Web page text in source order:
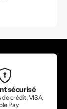
sécurisé
crédit, VISA,
Pay